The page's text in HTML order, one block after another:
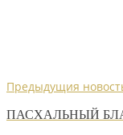
Предыдущия
ПАСХАЛЬНЫЙ